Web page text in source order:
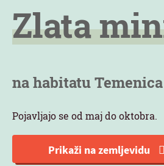
Zlata
na habitatu Temenica
Pojavljajo se od maj do oktobra.
Prikaži na zemljevidu